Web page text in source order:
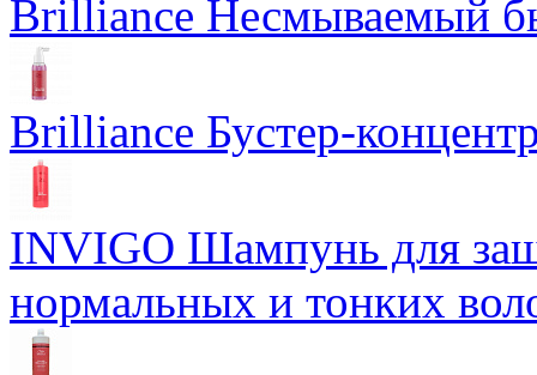
Brilliance Несмываемый
Brilliance Бустер-
INVIGO Шампунь для
нормальных и тонких